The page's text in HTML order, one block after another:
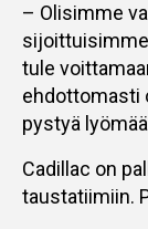
– Olisimme
tule
ehdottomasti
pystyä
Cadillac on
taustatiimiin.